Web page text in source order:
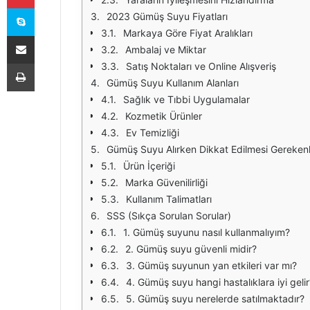
2023 Gümüş Suyu Fiyatları
Markaya Göre Fiyat Aralıkları
Ambalaj ve Miktar
Satış Noktaları ve Online Alışveriş
Gümüş Suyu Kullanım Alanları
Sağlık ve Tıbbi Uygulamalar
Kozmetik Ürünler
Ev Temizliği
Gümüş Suyu Alırken Dikkat Edilmesi
Ürün İçeriği
Marka Güvenilirliği
Kullanım Talimatları
SSS (Sıkça Sorulan Sorular)
1. Gümüş suyunu nasıl kullanmalıyım?
2. Gümüş suyu güvenli midir?
3. Gümüş suyunun yan etkileri var mı?
4. Gümüş suyu hangi hastalıklara iyi
5. Gümüş suyu nerelerde satılmaktadır?
Skype
E-Posta ile paylaş